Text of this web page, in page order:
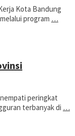
Kota Bandung
program …
peringkat
terbanyak di …